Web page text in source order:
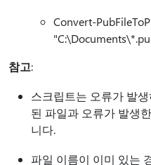
Convert-
참고:
스크립트는 오류가 발
된 파일과 오류가 발생
니다.
파일 이름이 이미 있는